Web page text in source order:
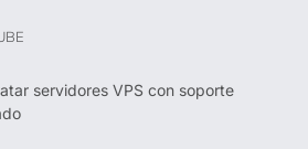
servidores VPS con soporte